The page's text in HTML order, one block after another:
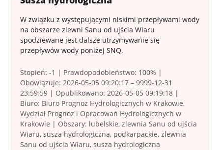
W związku z występującymi niskimi przepływami wody
na obszarze zlewni Sanu od ujścia Wiaru
spodziewane jest dalsze utrzymywanie się
przepływów wody poniżej SNQ.
Stopień: -1 | Prawdopodobieństwo: 100% |
Obowiązuje: 2026-05-05 09:20:17 – 9999-12-31
23:59:59 | Opublikowano: 2026-05-05 09:19:18 |
Biuro: Biuro Prognoz Hydrologicznych w Krakowie,
Wydział Prognoz i Opracowań Hydrologicznych w
Krakowie | Obszary: lubelskie, zlewnia Sanu od ujścia
Wiaru, susza hydrologiczna, podkarpackie, zlewnia
Sanu od ujścia Wiaru, susza hydrologiczna